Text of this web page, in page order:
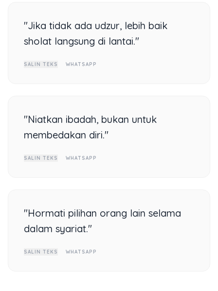
"Jika tidak ada udzur, lebih baik
sholat langsung di lantai."
SALIN TEKS WHATSAPP
"Niatkan ibadah, bukan untuk
membedakan diri."
SALIN TEKS WHATSAPP
"Hormati pilihan orang lain selama
dalam syariat."
SALIN TEKS WHATSAPP